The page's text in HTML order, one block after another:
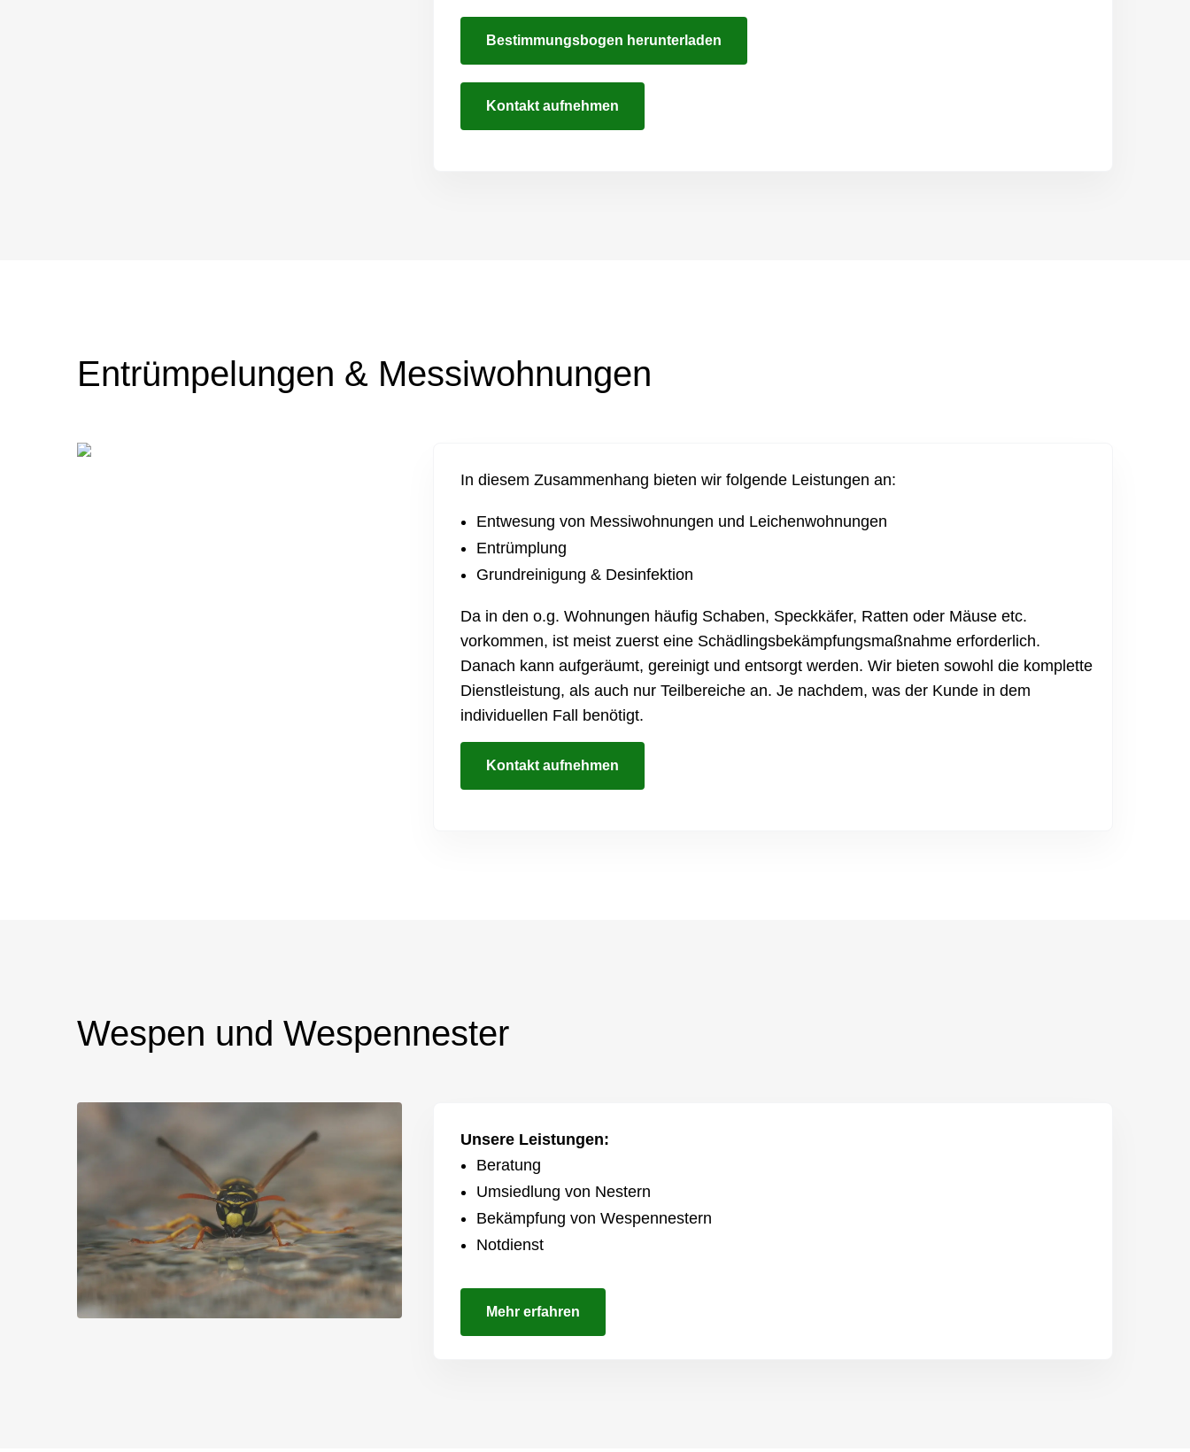
Bestimmungsbogen herunterladen
Kontakt aufnehmen
Entrümpelungen & Messiwohnungen
In diesem Zusammenhang bieten wir folgende Leistungen an:
Entwesung von Messiwohnungen und Leichenwohnungen
Entrümplung
Grundreinigung & Desinfektion
Da in den o.g. Wohnungen häufig Schaben, Speckkäfer, Ratten oder Mäuse etc.
vorkommen, ist meist zuerst eine Schädlingsbekämpfungsmaßnahme erforderlich.
Danach kann aufgeräumt, gereinigt und entsorgt werden. Wir bieten sowohl die komplette
Dienstleistung, als auch nur Teilbereiche an. Je nachdem, was der Kunde in dem
individuellen Fall benötigt.
Kontakt aufnehmen
Wespen und Wespennester
Unsere Leistungen:
Beratung
Umsiedlung von Nestern
Bekämpfung von Wespennestern
Notdienst
Mehr erfahren